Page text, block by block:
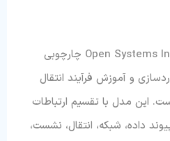
مدل OSI یا Open Systems Interconnection چارچوبی
و آموزش فرآیند انتقال
این مدل با تقسیم ارتباطات
داده، شبکه، انتقال، نشست،